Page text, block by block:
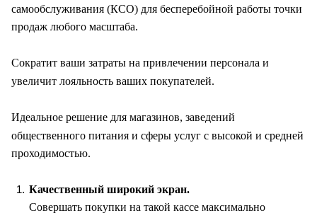
самообслуживания (КСО) для бесперебойной работы точки
продаж любого масштаба.
Сократит ваши затраты на привлечении персонала и
увеличит лояльность ваших покупателей.
Идеальное решение для магазинов, заведений
общественного питания и сферы услуг с высокой и средней
проходимостью.
Качественный широкий экран.
Совершать покупки на такой кассе максимально